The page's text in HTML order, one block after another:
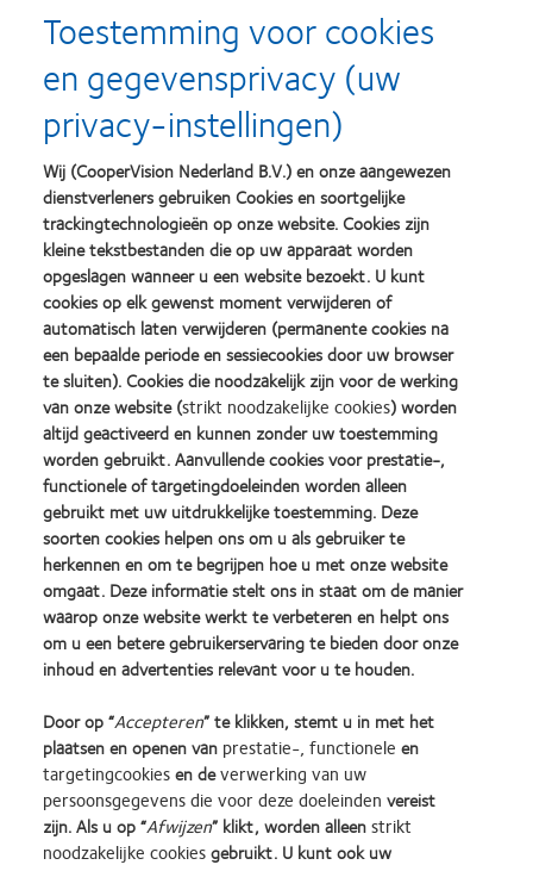
Praktijklokaal Odisee campus Terranova
Blekerijstraat 23-29/bus 1
België
Klik hier voor de routebeschrijving
Bedrijfsnaam
E-mail
Aantal deelnemers
Namen deelnemers
Telefoonnummer
Naam vertegenwoordiger
Toestemming voor cookies
en gegevensprivacy (uw
privacy-instellingen)
Wij (CooperVision Nederland B.V.) en onze aangewezen
dienstverleners gebruiken Cookies en soortgelijke
trackingtechnologieën op onze website. Cookies zijn
kleine tekstbestanden die op uw apparaat worden
opgeslagen wanneer u een website bezoekt. U kunt
cookies op elk gewenst moment verwijderen of
automatisch laten verwijderen (permanente cookies na
een bepaalde periode en sessiecookies door uw browser
te sluiten). Cookies die noodzakelijk zijn voor de werking
van onze website (strikt noodzakelijke cookies) worden
altijd geactiveerd en kunnen zonder uw toestemming
worden gebruikt. Aanvullende cookies voor prestatie-,
functionele of targetingdoeleinden worden alleen
gebruikt met uw uitdrukkelijke toestemming. Deze
soorten cookies helpen ons om u als gebruiker te
herkennen en om te begrijpen hoe u met onze website
omgaat. Deze informatie stelt ons in staat om de manier
waarop onze website werkt te verbeteren en helpt ons
om u een betere gebruikerservaring te bieden door onze
inhoud en advertenties relevant voor u te houden.
Door op “Accepteren” te klikken, stemt u in met het
plaatsen en openen van prestatie-, functionele en
targetingcookiesen deverwerking van uw
persoonsgegevens die voor deze doeleinden vereist
zijn. Als u op “Afwijzen” klikt, worden alleenstrikt
noodzakelijke cookiesgebruikt. U kunt ook uw